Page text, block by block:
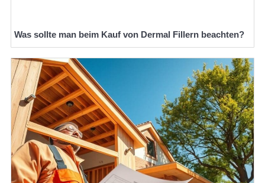
Was sollte man beim Kauf von Dermal Fillern beachten?